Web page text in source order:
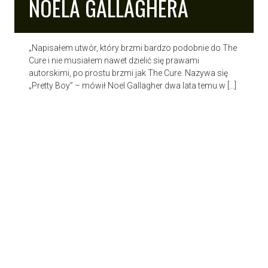
NOELA GALLAGHERA
„Napisałem utwór, który brzmi bardzo podobnie do The
Cure i nie musiałem nawet dzielić się prawami
autorskimi, po prostu brzmi jak The Cure. Nazywa się
„Pretty Boy” – mówił Noel Gallagher dwa lata temu w […]